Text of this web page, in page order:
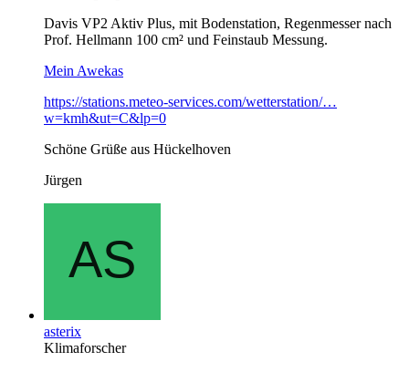
Davis VP2 Aktiv Plus, mit Bodenstation, Regenmesser nach
Prof. Hellmann 100 cm² und Feinstaub Messung.
Mein Awekas
https://stations.meteo-services.com/wetterstation/…
w=kmh&ut=C&lp=0
Schöne Grüße aus Hückelhoven
Jürgen
asterix
Klimaforscher